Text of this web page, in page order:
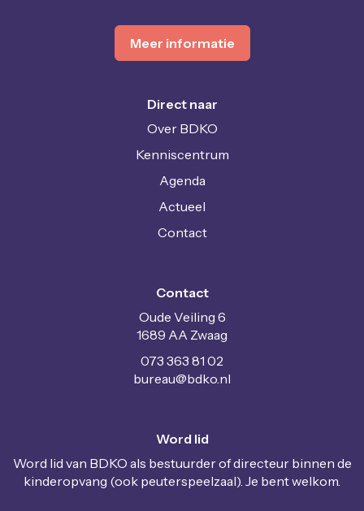
Meer informatie
Direct naar
Over BDKO
Kenniscentrum
Agenda
Actueel
Contact
Contact
Oude Veiling 6
1689 AA Zwaag
073 363 81 02
uaerub@bdko.nl
Word lid
Word lid van BDKO als bestuurder of directeur binnen de
kinderopvang (ook peuterspeelzaal). Je bent welkom.